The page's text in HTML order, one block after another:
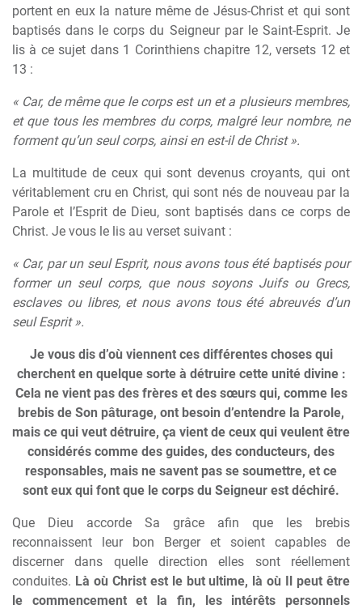
portent en eux la nature même de Jésus-Christ et qui sont
baptisés dans le corps du Seigneur par le Saint-Esprit. Je
lis à ce sujet dans 1 Corinthiens chapitre 12, versets 12 et
13 :
« Car, de même que le corps est un et a plusieurs membres,
et que tous les membres du corps, malgré leur nombre, ne
forment qu’un seul corps, ainsi en est-il de Christ ».
La multitude de ceux qui sont devenus croyants, qui ont
véritablement cru en Christ, qui sont nés de nouveau par la
Parole et l’Esprit de Dieu, sont baptisés dans ce corps de
Christ. Je vous le lis au verset suivant :
« Car, par un seul Esprit, nous avons tous été baptisés pour
former un seul corps, que nous soyons Juifs ou Grecs,
esclaves ou libres, et nous avons tous été abreuvés d’un
seul Esprit ».
Je vous dis d’où viennent ces différentes choses qui
cherchent en quelque sorte à détruire cette unité divine :
Cela ne vient pas des frères et des sœurs qui, comme les
brebis de Son pâturage, ont besoin d’entendre la Parole,
mais ce qui veut détruire, ça vient de ceux qui veulent être
considérés comme des guides, des conducteurs, des
responsables, mais ne savent pas se soumettre, et ce
sont eux qui font que le corps du Seigneur est déchiré.
Que Dieu accorde Sa grâce afin que les brebis
reconnaissent leur bon Berger et soient capables de
discerner dans quelle direction elles sont réellement
conduites. Là où Christ est le but ultime, là où Il peut être
le commencement et la fin, les intérêts personnels